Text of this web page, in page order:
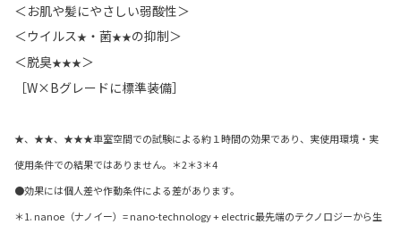
＜お肌や髪にやさしい弱酸性＞
＜ウイルス★ ・菌★★の抑制＞
＜脱臭★★★＞
［W×Bグレードに標準装備］
★、★★、★★★車室空間での試験による約１時間の効果であり、実使用環境・実
使用条件での結果ではありません。＊2＊3＊4
●効果には個人差や作動条件による差があります。
＊1. nanoe（ナノイー）= nano-technology + electric最先端のテクノロジーから生